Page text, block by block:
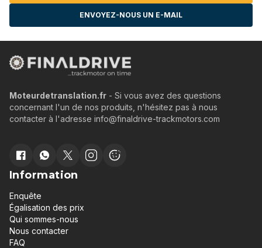
ENVOYEZ-NOUS UN E-MAIL
Moteurdetranslation.fr - Si vous avez des questions
concernant l'un de nos produits, n'hésitez pas à nous
contacter à l'adresse info@finaldrive-trackmotors.com
Information
Enquête
Égalisation des prix
Qui sommes-nous
Nous contacter
FAQ